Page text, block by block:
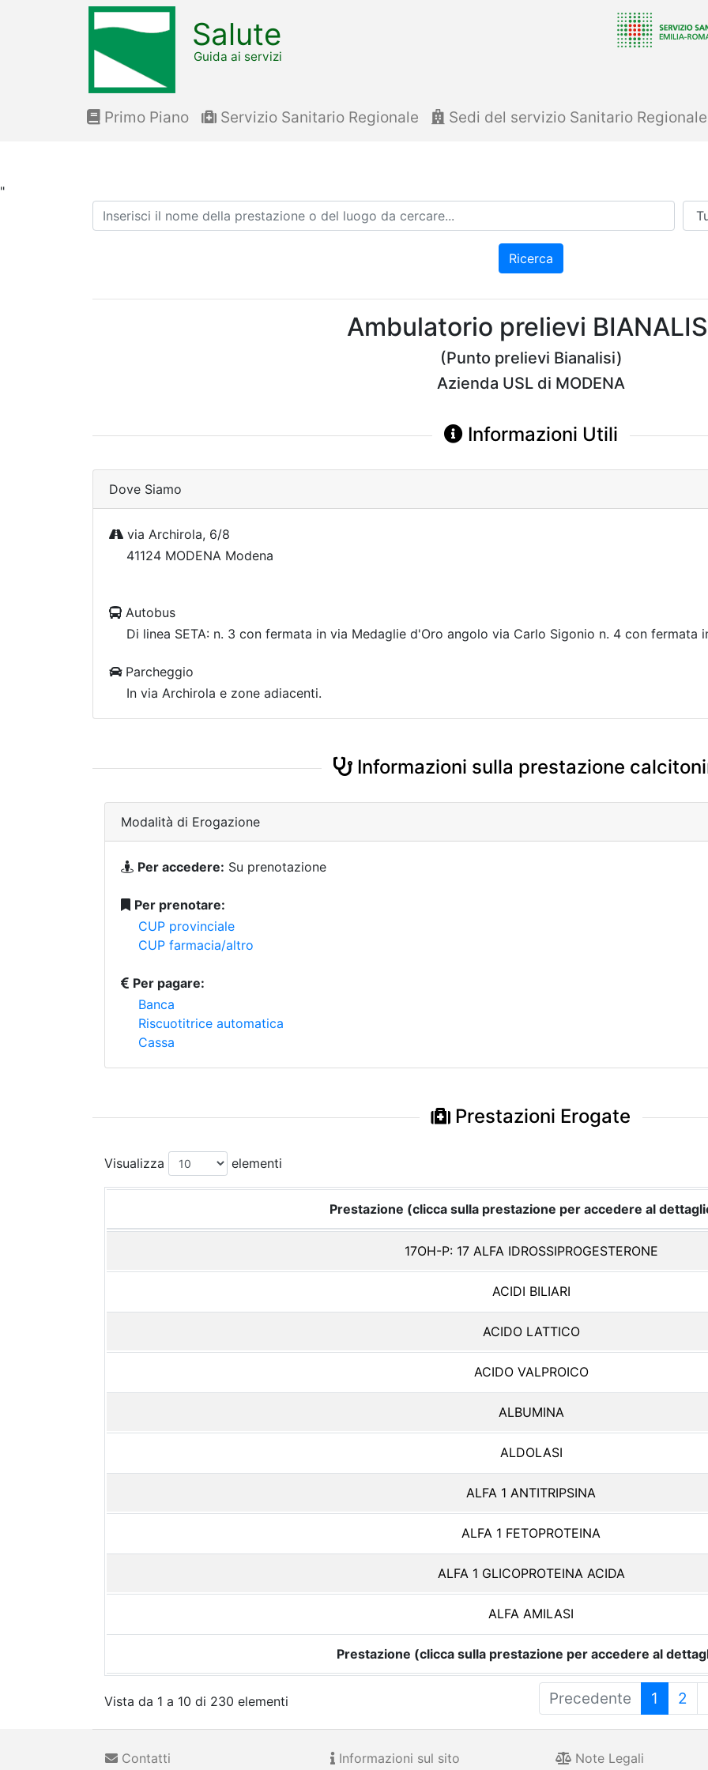
"
Salute
Guida ai servizi
Primo Piano Servizio Sanitario Regionale Sedi del servizio Sanitario
Ricerca
Ricerca
Ambulatorio prelievi
(Punto prelievi Bianalisi)
Azienda USL di MODENA
Informazioni Utili
Dove Siamo
via Archirola, 6/8
41124 MODENA Modena
Autobus
Di linea SETA: n. 3 con fermata in via Medaglie d'Oro angolo via Carlo Sigonio n. 4 con fermata
Parcheggio
In via Archirola e zone adiacenti.
Informazioni sulla prestazione
Modalità di Erogazione
Per accedere: Su prenotazione
Per prenotare:
CUP provinciale
CUP farmacia/altro
Per pagare:
Banca
Riscuotitrice automatica
Cassa
Prestazioni Erogate
Visualizza elementi
Prestazione (clicca sulla prestazione per accedere al
17OH-P: 17 ALFA IDROSSIPROGESTERONE
ACIDI BILIARI
ACIDO LATTICO
ACIDO VALPROICO
ALBUMINA
ALDOLASI
ALFA 1 ANTITRIPSINA
ALFA 1 FETOPROTEINA
ALFA 1 GLICOPROTEINA ACIDA
ALFA AMILASI
Prestazione (clicca sulla prestazione per accedere al
Vista da 1 a 10 di 230 elementi Precedente 1 2
Contatti Informazioni sul sito Note Legali